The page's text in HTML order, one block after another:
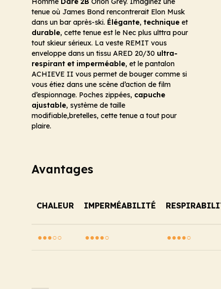
tenue où James Bond rencontrerait Elon Musk
dans un bar après-ski. Élégante, technique et
durable, cette tenue est le Nec plus ulttra pour
tout skieur sérieux. La veste REMIT vous
enveloppe dans un tissu ARED 20/30 ultra-
respirant et imperméable, et le pantalon
ACHIEVE II vous permet de bouger comme si
vous étiez dans une scène d’action de film
d’espionnage. Poches zippées, capuche
ajustable, système de taille
modifiable,bretelles, cette tenue a tout pour
plaire.
Avantages
CHALEUR IMPERMÉABILITÉ
●●●○○ ●●●●○ ●●●●○